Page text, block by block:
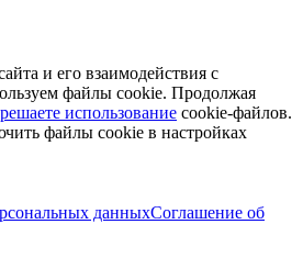
и его взаимодействия с
файлы cookie. Продолжая
использование cookie-файлов.
файлы cookie в настройках
данныхСоглашение об